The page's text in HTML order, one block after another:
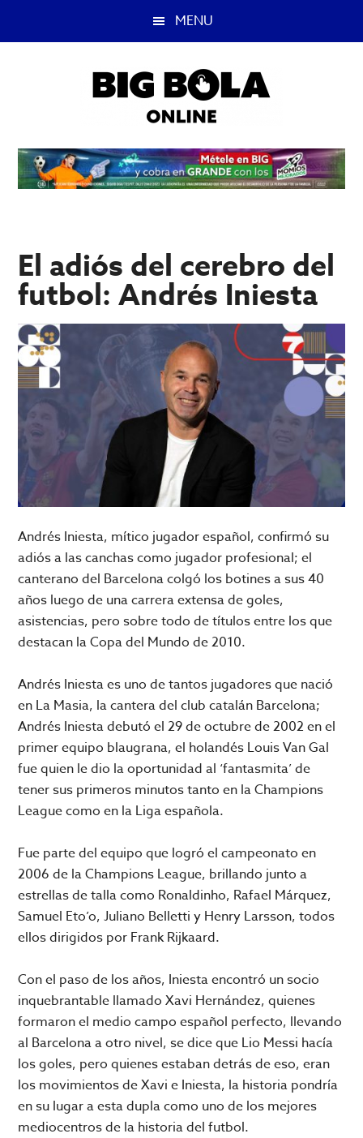
MENU
Big
Bola
mejor
del
apuestas
deportivas.
El adiós del cerebro del
futbol: Andrés Iniesta
Andrés Iniesta, mítico jugador español, confirmó su
adiós a las canchas como jugador profesional; el
canterano del Barcelona colgó los botines a sus 40
años luego de una carrera extensa de goles,
asistencias, pero sobre todo de títulos entre los que
destacan la Copa del Mundo de 2010.
Andrés Iniesta es uno de tantos jugadores que nació
en La Masia, la cantera del club catalán Barcelona;
Andrés Iniesta debutó el 29 de octubre de 2002 en el
primer equipo blaugrana, el holandés Louis Van Gal
fue quien le dio la oportunidad al ‘fantasmita’ de
tener sus primeros minutos tanto en la Champions
League como en la Liga española.
Fue parte del equipo que logró el campeonato en
2006 de la Champions League, brillando junto a
estrellas de talla como Ronaldinho, Rafael Márquez,
Samuel Eto’o, Juliano Belletti y Henry Larsson, todos
ellos dirigidos por Frank Rijkaard.
Con el paso de los años, Iniesta encontró un socio
inquebrantable llamado Xavi Hernández, quienes
formaron el medio campo español perfecto, llevando
al Barcelona a otro nivel, se dice que Lio Messi hacía
los goles, pero quienes estaban detrás de eso, eran
los movimientos de Xavi e Iniesta, la historia pondría
en su lugar a esta dupla como uno de los mejores
mediocentros de la historia del futbol.